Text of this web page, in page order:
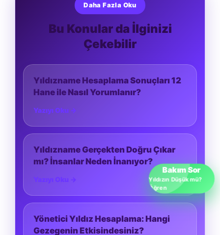
Daha Fazla Oku
Bu Konular da İlginizi
Çekebilir
Yıldızname Hesaplama Sonuçları 12
Hane ile Nasıl Yorumlanır?
Yazıyı Oku →
Yıldızname Gerçekten Doğru Çıkar
mı? İnsanlar Neden İnanıyor?
Yazıyı Oku →
Yönetici Yıldız Hesaplama: Hangi
Gezegenin Etkisindesiniz?
Bakım Sor
Yıldızın Düşük mü?
Öğren